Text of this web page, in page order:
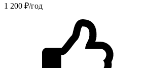
1 200 ₽/год